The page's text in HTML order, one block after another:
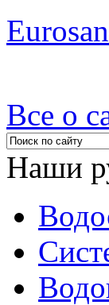
Все о
Наши